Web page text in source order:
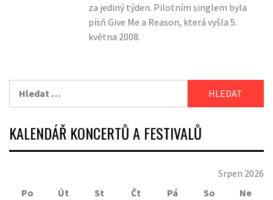
za jediný týden. Pilotním singlem byla
písň Give Me a Reason, která vyšla 5.
května 2008.
KALENDÁŘ KONCERTŮ A FESTIVALŮ
Srpen 2026
Po
Út St Čt Pá So
Ne